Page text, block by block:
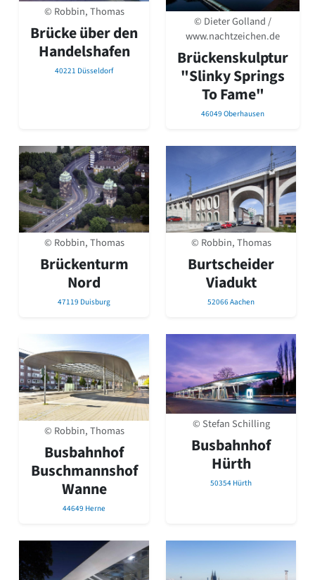
© Robbin, Thomas
Brücke über den
Handelshafen
40221 Düsseldorf
© Dieter Golland /
www.nachtzeichen.de
Brückenskulptur
"Slinky Springs
To Fame"
46049 Oberhausen
© Robbin, Thomas
Brückenturm
Nord
47119 Duisburg
© Robbin, Thomas
Burtscheider
Viadukt
52066 Aachen
© Robbin, Thomas
Busbahnhof
Buschmannshof
Wanne
44649 Herne
© Stefan Schilling
Busbahnhof
Hürth
50354 Hürth